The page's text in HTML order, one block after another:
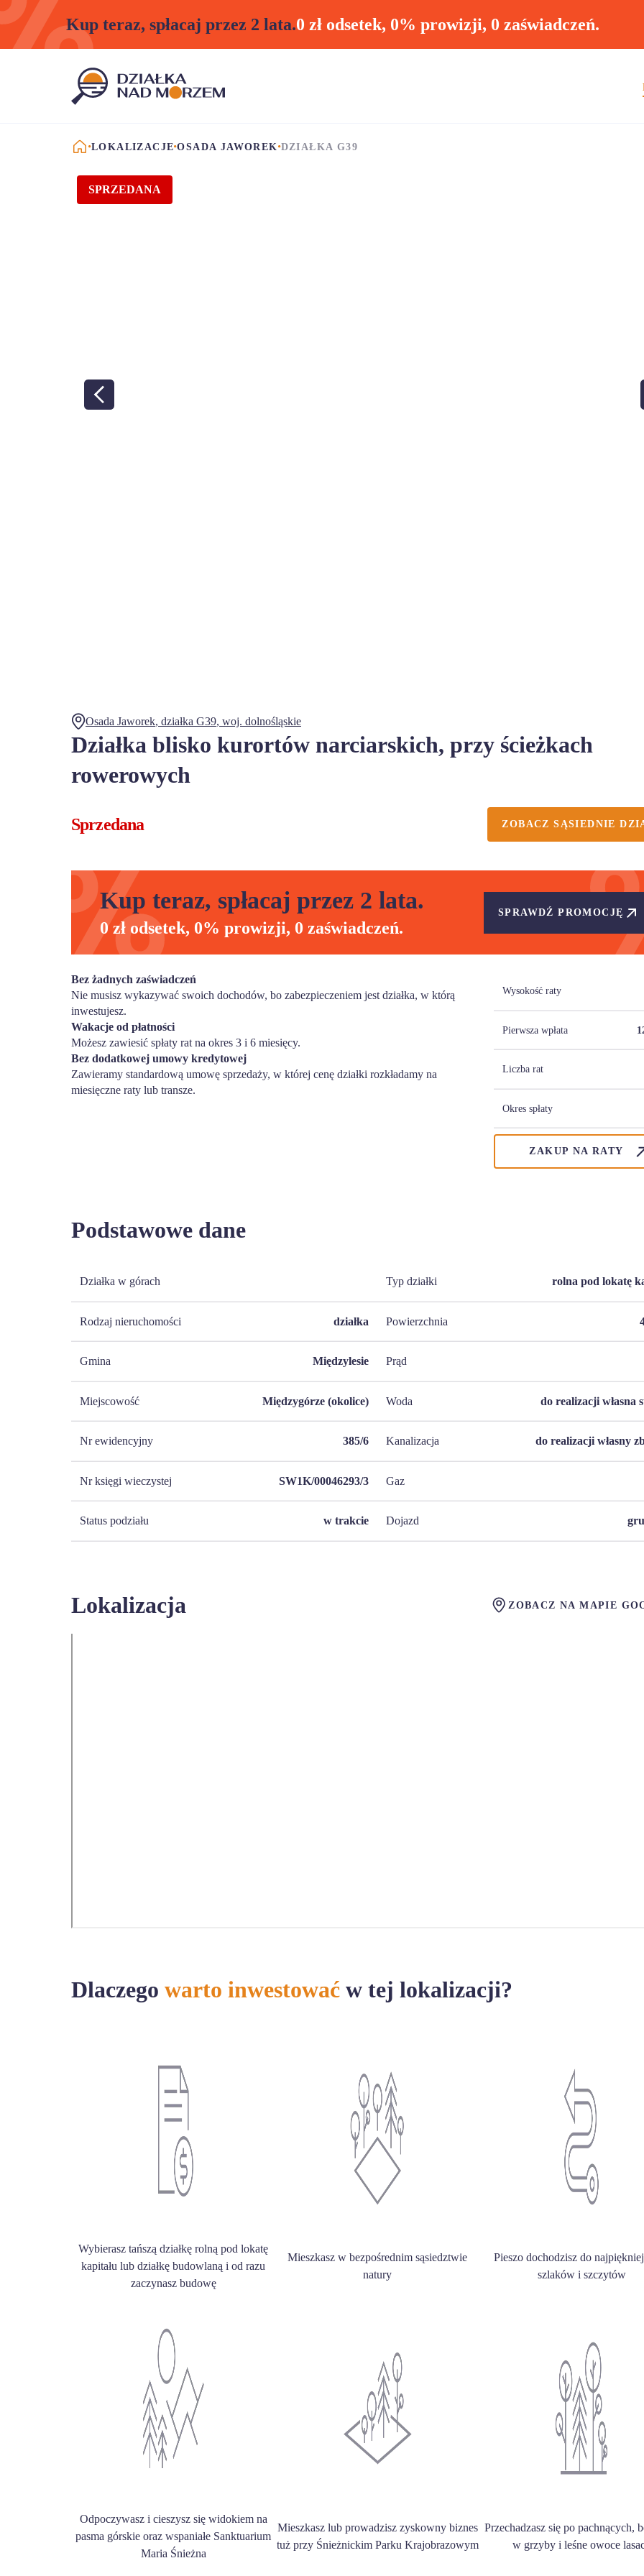
Kup teraz, spłacaj przez 2 lata.0 zł odsetek, 0% prowizji, 0 zaświadczeń.
STRONA GŁÓWNA
LOKALIZACJE OSADA JAWOREK DZIAŁKA G39
SPRZEDANA
Osada Jaworek, działka G39, woj. dolnośląskie
Działka blisko kurortów narciarskich, przy ścieżkach
rowerowych
Sprzedana ZOBACZ SĄSIEDNIE
Kup teraz, spłacaj przez 2 lata.
0 zł odsetek, 0% prowizji, 0 zaświadczeń.
SPRAWDŹ PROMOCJĘ
Bez żadnych zaświadczeń
Nie musisz wykazywać swoich dochodów, bo zabezpieczeniem jest działka, w którą
inwestujesz.
Wakacje od płatności
Możesz zawiesić spłaty rat na okres 3 i 6 miesięcy.
Bez dodatkowej umowy kredytowej
Zawieramy standardową umowę sprzedaży, w której cenę działki rozkładamy na
miesięczne raty lub transze.
Wysokość raty
Pierwsza wpłata
Liczba rat
Okres spłaty
ZAKUP NA RATY
Podstawowe dane
Działka w górach
Rodzaj nieruchomości działka
Gmina Międzylesie
Miejscowość Międzygórze (okolice)
Nr ewidencyjny 385/6
Nr księgi wieczystej SW1K/00046293/3
Status podziału w trakcie
Typ działki rolna pod lokatę
Powierzchnia
Prąd
Woda do realizacji własna
Kanalizacja do realizacji własny
Gaz
Dojazd
Lokalizacja ZOBACZ NA MAPIE
Dlaczego warto inwestować w tej lokalizacji?
Wybierasz tańszą działkę rolną pod lokatę
kapitału lub działkę budowlaną i od razu
zaczynasz budowę
Mieszkasz w bezpośrednim sąsiedztwie
natury
Pieszo dochodzisz do
szlaków i szczytów
Odpoczywasz i cieszysz się widokiem na
pasma górskie oraz wspaniałe Sanktuarium
Maria Śnieżna
Mieszkasz lub prowadzisz zyskowny biznes
tuż przy Śnieżnickim Parku Krajobrazowym
Przechadzasz się po pachnących,
w grzyby i leśne owoce